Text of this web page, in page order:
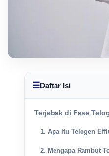
☰Daftar Isi
Terjebak di Fase
1. Apa Itu Telogen
2. Mengapa Rambut